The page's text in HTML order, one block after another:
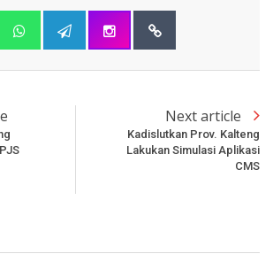
Next article
Kadislutkan Prov. Kalteng
Lakukan Simulasi Aplikasi
CMS